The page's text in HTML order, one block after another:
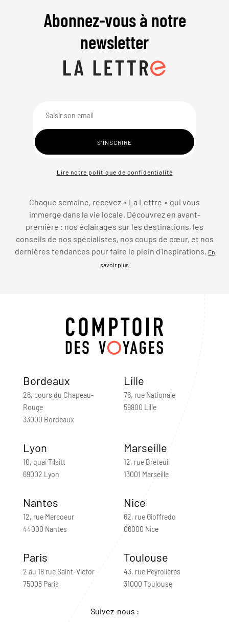
Abonnez-vous à notre
newsletter
Lire notre politique de confidentialité
Chaque semaine, recevez « La Lettre » qui vous
immerge dans la vie locale. Découvrez en avant-
première : nos éclairages sur les destinations, les
conseils de nos spécialistes, nos coups de cœur, et nos
dernières tendances pour faire le plein d’inspirations.
En
savoir plus
Bordeaux
26, cours du Chapeau-
Rouge
33000 Bordeaux
Lille
76, rue Nationale
59800 Lille
Lyon
10, quai Tilsitt
69002 Lyon
Marseille
12, rue Breteuil
13001 Marseille
Nantes
12, rue Mercoeur
44000 Nantes
Nice
62, rue Gioffredo
06000 Nice
Paris
2 au 18 rue Saint-Victor
75005 Paris
Toulouse
43, rue Peyrolières
31000 Toulouse
Suivez-nous :